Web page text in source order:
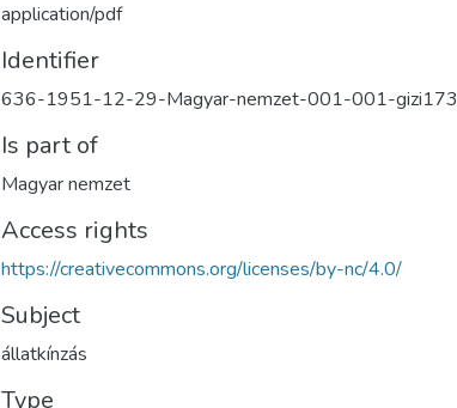
application/pdf
Identifier
636-1951-12-29-Magyar-nemzet-001-001-gizi173
Is part of
Magyar nemzet
Access rights
https://creativecommons.org/licenses/by-nc/4.0/
Subject
állatkínzás
Type